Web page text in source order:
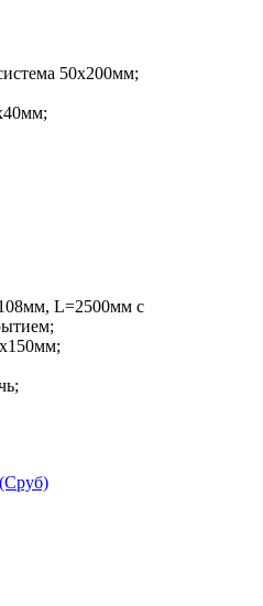
50х200мм;
L=2500мм с